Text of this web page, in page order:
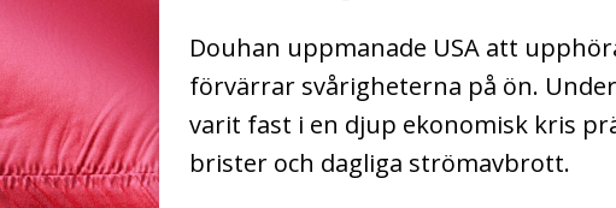
Douhan uppmanade USA att
förvärrar svårigheterna på ön.
varit fast i en djup ekonomisk kris
brister och dagliga strömavbrott.